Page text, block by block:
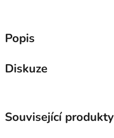
Popis
Diskuze
Související produkty